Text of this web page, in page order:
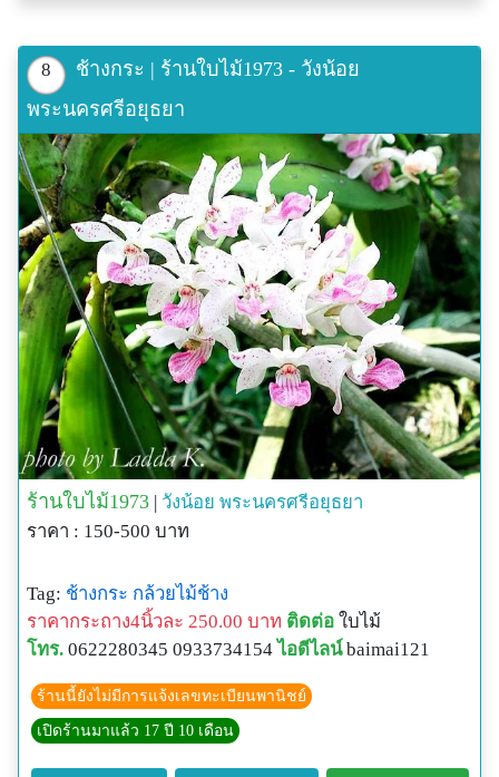
8
ช้างกระ | ร้านใบไม้1973 - วังน้อย
พระนครศรีอยุธยา
ร้านใบไม้1973 วังน้อย พระนครศรีอยุธยา
ราคา : 150-500 บาท
Tag: ช้างกระ กล้วยไม้ช้าง
ราคากระถาง4นิ้วละ 250.00 บาท ติดต่อ ใบไม้
โทร. 0622280345 0933734154 ไอดีไลน์ baimai121
ร้านนี้ยังไม่มีการแจ้งเลขทะเบียนพานิชย์
เปิดร้านมาแล้ว 17 ปี 10 เดือน